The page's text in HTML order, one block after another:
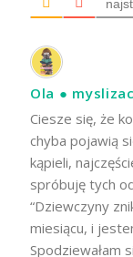
Ola ●
Ciesze się, że
chyba pojawią
kąpieli,
spróbuję tych
“Dziewczyny
miesiącu, i
Spodziewałam